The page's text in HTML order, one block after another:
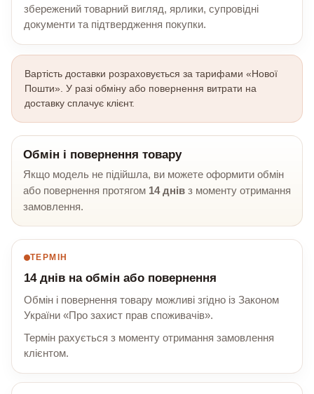
збережений товарний вигляд, ярлики, супровідні
документи та підтвердження покупки.
Вартість доставки розраховується за тарифами «Нової
Пошти». У разі обміну або повернення витрати на
доставку сплачує клієнт.
Обмін і повернення товару
Якщо модель не підійшла, ви можете оформити обмін
або повернення протягом 14 днів з моменту отримання
замовлення.
ТЕРМІН
14 днів на обмін або повернення
Обмін і повернення товару можливі згідно із Законом
України «Про захист прав споживачів».
Термін рахується з моменту отримання замовлення
клієнтом.